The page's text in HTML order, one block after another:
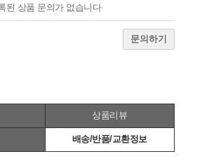
된 상품 문의가 없습니다
문의하기
상품리뷰
배송/반품/교환정보